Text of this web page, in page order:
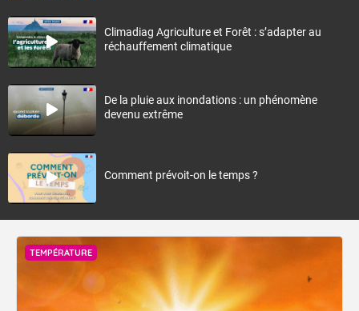
Climadiag Agriculture et Forêt : s’adapter au
réchauffement climatique
De la pluie aux inondations : un phénomène
devenu extrême
Comment prévoit-on le temps ?
TEMPÉRATURE